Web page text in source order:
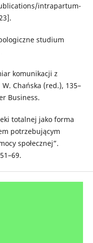
intrapartum-
studium
komunikacji z
Chańska (red.), 135–
Business.
totalnej jako forma
potrzebującym
społecznej”.